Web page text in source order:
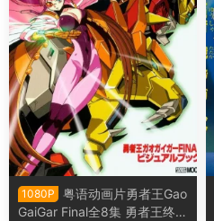
1080P
粤语动画片勇者王Gao
GaiGar Final全8集 勇者王终极